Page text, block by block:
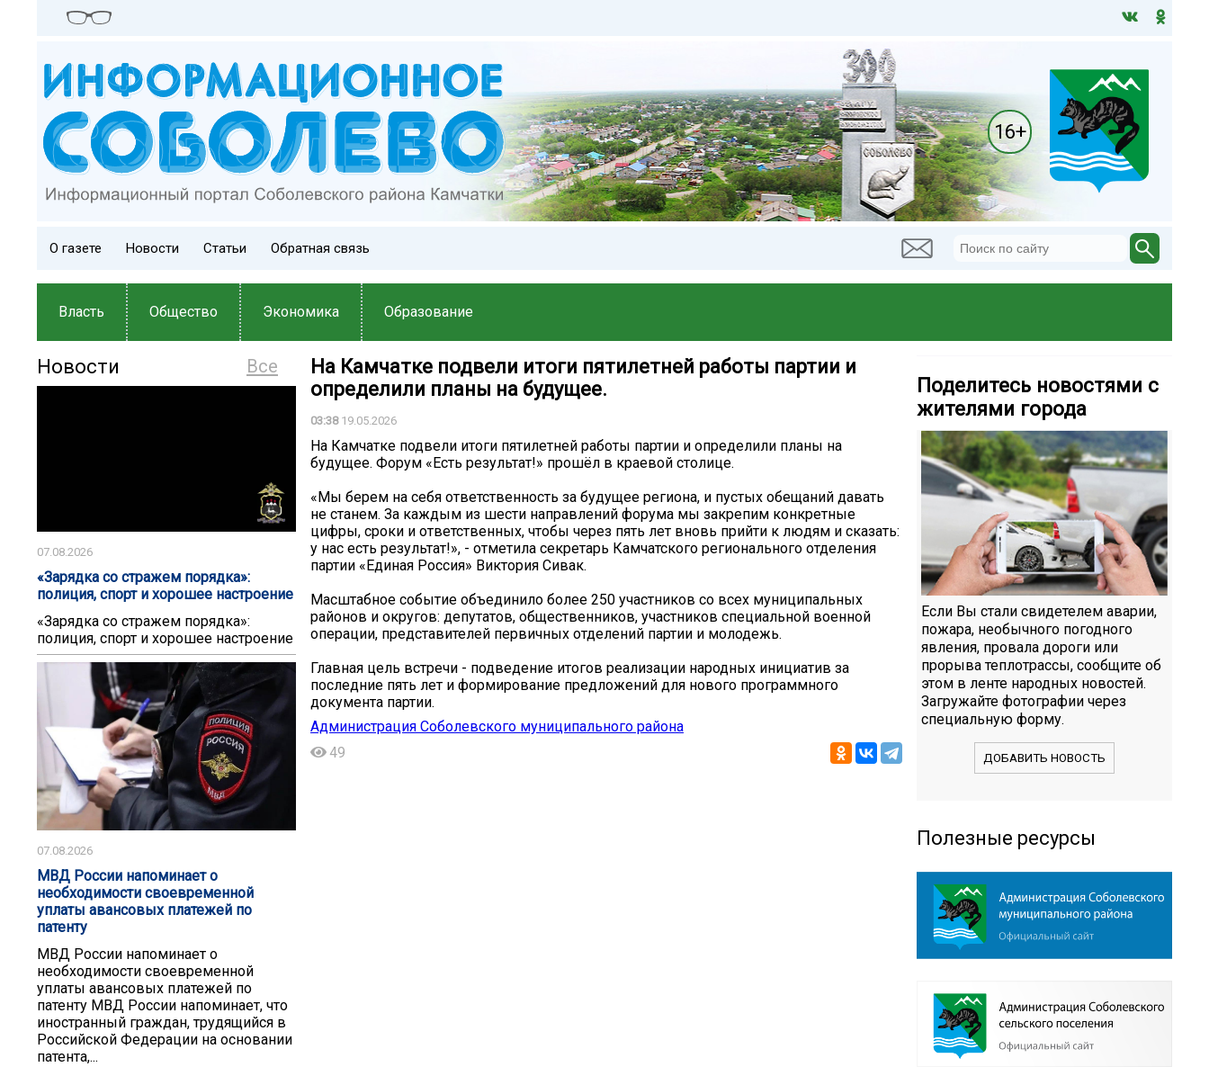
16+
О газете Новости Статьи Обратная связь
Власть Общество Экономика Образование
Все
Новости
07.08.2026
«Зарядка со стражем порядка»:
полиция, спорт и хорошее настроение
«Зарядка со стражем порядка»:
полиция, спорт и хорошее настроение
07.08.2026
МВД России напоминает о
необходимости своевременной
уплаты авансовых платежей по
патенту
МВД России напоминает о
необходимости своевременной
уплаты авансовых платежей по
патенту ️МВД России напоминает, что
иностранный граждан, трудящийся в
Российской Федерации на основании
патента,...
На Камчатке подвели итоги пятилетней работы партии и
определили планы на будущее.
03:3819.05.2026
На Камчатке подвели итоги пятилетней работы партии и определили планы на
будущее. Форум «Есть результат!» прошёл в краевой столице.
«Мы берем на себя ответственность за будущее региона, и пустых обещаний давать
не станем. За каждым из шести направлений форума мы закрепим конкретные
цифры, сроки и ответственных, чтобы через пять лет вновь прийти к людям и сказать:
у нас есть результат!», - отметила секретарь Камчатского регионального отделения
партии «Единая Россия» Виктория Сивак.
Масштабное событие объединило более 250 участников со всех муниципальных
районов и округов: депутатов, общественников, участников специальной военной
операции, представителей первичных отделений партии и молодежь.
Главная цель встречи - подведение итогов реализации народных инициатив за
последние пять лет и формирование предложений для нового программного
документа партии.
Администрация Соболевского муниципального района
49
Поделитесь новостями с
жителями города
Если Вы стали свидетелем аварии,
пожара, необычного погодного
явления, провала дороги или
прорыва теплотрассы, сообщите об
этом в ленте народных новостей.
Загружайте фотографии через
специальную форму.
ДОБАВИТЬ НОВОСТЬ
Полезные ресурсы